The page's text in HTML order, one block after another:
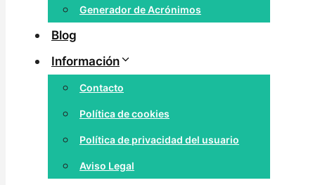
Generador de Acrónimos
Blog
Información
Contacto
Política de cookies
Política de privacidad del usuario
Aviso Legal